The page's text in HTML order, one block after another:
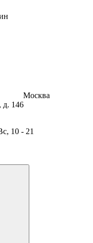
Москва
146
10 - 21